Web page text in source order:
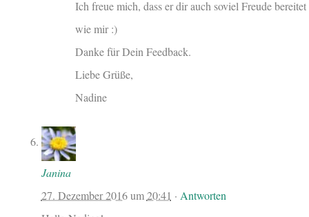
Ich freue mich, dass er dir auch soviel Freude bereitet
wie mir :)
Danke für Dein Feedback.
Liebe Grüße,
Nadine
Janina
27. Dezember 2016um20:41 · Antworten